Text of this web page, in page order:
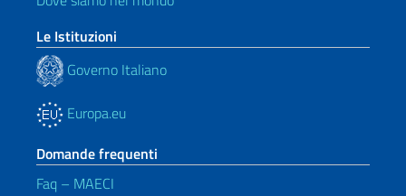
Le Istituzioni
Governo Italiano
Europa.eu
Domande frequenti
Faq – MAECI